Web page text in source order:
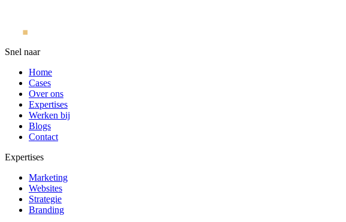
Snel naar
Home
Cases
Over ons
Expertises
Werken bij
Blogs
Contact
Expertises
Marketing
Websites
Strategie
Branding